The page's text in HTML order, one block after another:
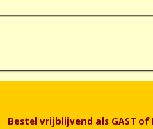
Bestel vrijblijvend als GAST